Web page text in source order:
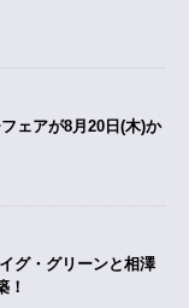
ェアが8月20日(木)か
グ・グリーンと相澤
！